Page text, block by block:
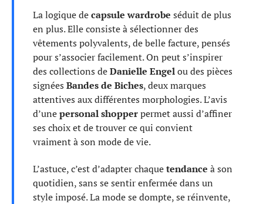
La logique decapsule wardrobe séduit de plus
en plus. Elle consiste à sélectionner des
vêtements polyvalents, de belle facture, pensés
pour s’associer facilement. On peut s’inspirer
des collections deDanielle Engelou des pièces
signées Bandes de Biches, deux marques
attentives aux différentes morphologies. L’avis
d’unepersonal shopperpermet aussi d’affiner
ses choix et de trouver ce qui convient
vraiment à son mode de vie.
L’astuce, c’est d’adapter chaquetendance à son
quotidien, sans se sentir enfermée dans un
style imposé. La mode se dompte, se réinvente,